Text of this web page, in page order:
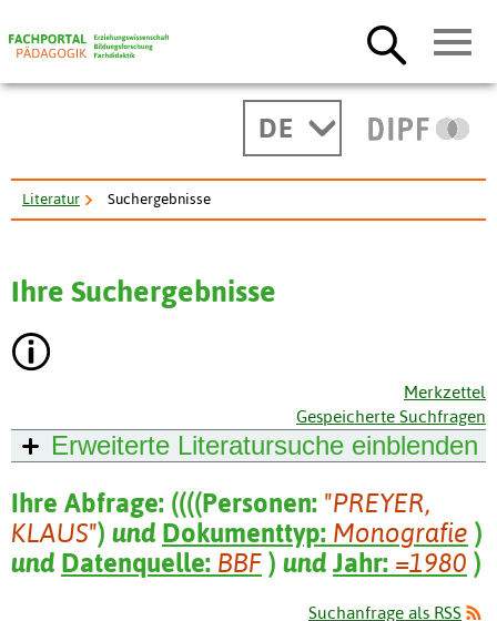
DE
Literatur Suchergebnisse
Ihre Suchergebnisse
Merkzettel
Gespeicherte Suchfragen
Erweiterte Literatursuche einblenden
Ihre Abfrage: ((((Personen: "PREYER,
KLAUS") und Dokumenttyp: Monografie )
und Datenquelle: BBF ) und Jahr: =1980 )
Suchanfrage als RSS